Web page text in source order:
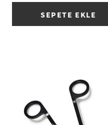
SEPETE EKLE